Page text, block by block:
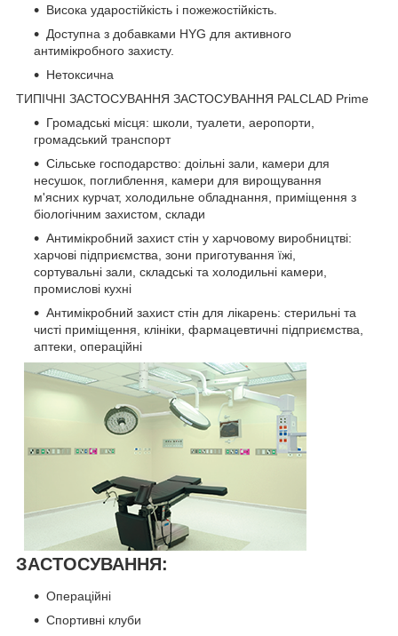
Висока ударостійкість і пожежостійкість.
Доступна з добавками HYG для активного
антимікробного захисту.
Нетоксична
ТИПІЧНІ ЗАСТОСУВАННЯ ЗАСТОСУВАННЯ PALCLAD Prime
Громадські місця: школи, туалети, аеропорти,
громадський транспорт
Сільське господарство: доільні зали, камери для
несушок, поглиблення, камери для вирощування
м'ясних курчат, холодильне обладнання, приміщення з
біологічним захистом, склади
Антимікробний захист стін у харчовому виробництві:
харчові підприємства, зони приготування їжі,
сортувальні зали, складські та холодильні камери,
промислові кухні
Антимікробний захист стін для лікарень: стерильні та
чисті приміщення, клініки, фармацевтичні підприємства,
аптеки, операційні
ЗАСТОСУВАННЯ:
Операційні
Спортивні клуби